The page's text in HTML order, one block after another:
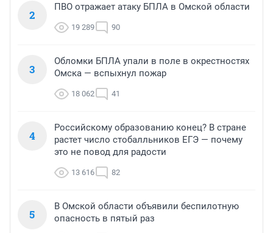
2
ПВО отражает атаку БПЛА в Омской области
19 289 90
3
Обломки БПЛА упали в поле в окрестностях
Омска — вспыхнул пожар
18 062 41
4
Российскому образованию конец? В стране
растет число стобалльников ЕГЭ — почему
это не повод для радости
13 616 82
5
В Омской области объявили беспилотную
опасность в пятый раз